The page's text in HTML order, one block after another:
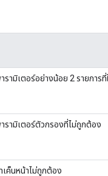
รามิเตอร์อย่างน้อย 2 รายการที่
รามิเตอร์ตัวกรองที่ไม่ถูกต้อง
เค็นหน้าไม่ถูกต้อง